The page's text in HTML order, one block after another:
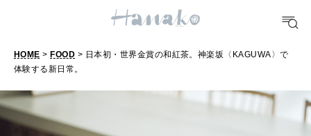
FOOD
日
本
初
HOME > FOOD > 日本初・世界金賞の和紅茶。神楽坂〈KAGUWA〉で
体験する新日常。